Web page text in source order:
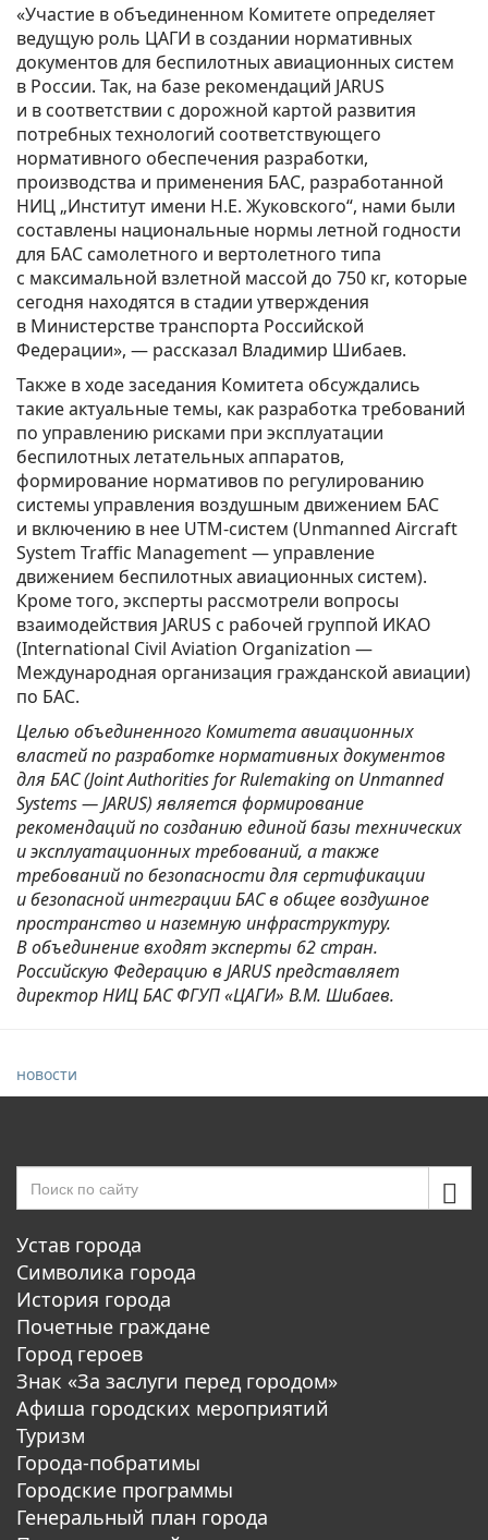
«Участие в объединенном Комитете определяет
ведущую роль ЦАГИ в создании нормативных
документов для беспилотных авиационных систем
в России. Так, на базе рекомендаций JARUS
и в соответствии с дорожной картой развития
потребных технологий соответствующего
нормативного обеспечения разработки,
производства и применения БАС, разработанной
НИЦ „Институт имени Н.Е. Жуковского“, нами были
составлены национальные нормы летной годности
для БАС самолетного и вертолетного типа
с максимальной взлетной массой до 750 кг, которые
сегодня находятся в стадии утверждения
в Министерстве транспорта Российской
Федерации», — рассказал Владимир Шибаев.
Также в ходе заседания Комитета обсуждались
такие актуальные темы, как разработка требований
по управлению рисками при эксплуатации
беспилотных летательных аппаратов,
формирование нормативов по регулированию
системы управления воздушным движением БАС
и включению в нее UTM-систем (Unmanned Aircraft
System Traffic Management — управление
движением беспилотных авиационных систем).
Кроме того, эксперты рассмотрели вопросы
взаимодействия JARUS с рабочей группой ИКАО
(International Civil Aviation Organization —
Международная организация гражданской авиации)
по БАС.
Целью объединенного Комитета авиационных
властей по разработке нормативных документов
для БАС (Joint Authorities for Rulemaking on Unmanned
Systems — JARUS) является формирование
рекомендаций по созданию единой базы технических
и эксплуатационных требований, а также
требований по безопасности для сертификации
и безопасной интеграции БАС в общее воздушное
пространство и наземную инфраструктуру.
В объединение входят эксперты 62 стран.
Российскую Федерацию в JARUS представляет
директор НИЦ БАС ФГУП «ЦАГИ» В.М. Шибаев.
новости
Устав города
Символика города
История города
Почетные граждане
Город героев
Знак «За заслуги перед городом»
Афиша городских мероприятий
Туризм
Города-побратимы
Городские программы
Генеральный план города